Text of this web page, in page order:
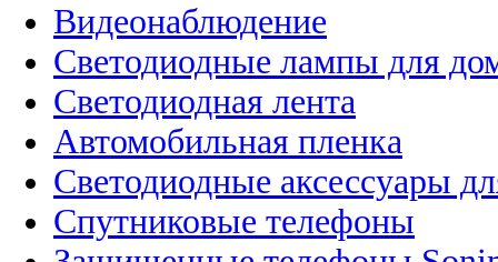
Видеонаблюдение
Светодиодные лампы для
Светодиодная лента
Автомобильная пленка
Светодиодные аксессуары
Спутниковые телефоны